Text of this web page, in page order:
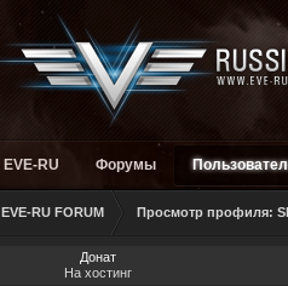
EVE-RU Форумы
EVE-RU FORUM Просмотр профиля:
Донат
На хостинг